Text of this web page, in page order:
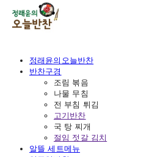
정래윤의오늘반찬
반찬구경
조림 볶음
나물 무침
전 부침 튀김
고기반찬
국 탕 찌개
절임 젓갈 김치
알뜰 세트메뉴